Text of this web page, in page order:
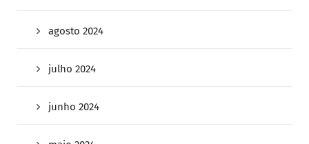
agosto 2024
julho 2024
junho 2024